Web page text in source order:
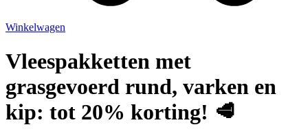
Winkelwagen
Vleespakketten met
grasgevoerd rund, varken en
kip: tot 20% korting! 🥩